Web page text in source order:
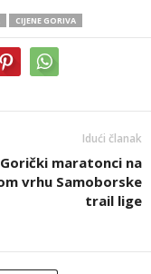
CIJENE GORIVA
Idući članak
Gorički maratonci na
vrhu Samoborske
trail lige